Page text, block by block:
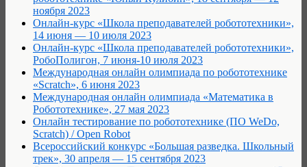
ноября 2023
Онлайн-курс «Школа преподавателей робототехники»,
14 июня — 10 июля 2023
Онлайн-курс «Школа преподавателей робототехники»,
РобоПолигон, 7 июня-10 июля 2023
Международная онлайн олимпиада по робототехнике
«Scratch», 6 июня 2023
Международная онлайн олимпиада «Математика в
Робототехнике», 27 мая 2023
Онлайн тестирование по робототехнике (ПО WeDo,
Scratch) / Open Robot
Всероссийский конкурс «Большая разведка. Школьный
трек», 30 апреля — 15 сентября 2023